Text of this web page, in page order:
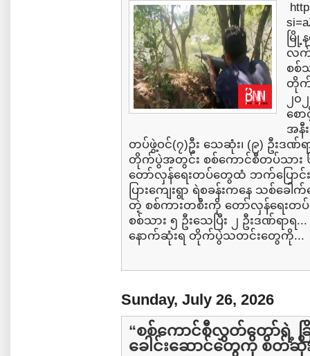
မြို့
လက်
စစ်
တိုက်
၂၀
စေ
အနီ
တပ်ဖွဲ့ဝင်(၇)ဦး သေဆုံး၊ (၉) ဦးဒဏ်
တိုက်ပွဲအတွင်း စစ်ကောင်စီတပ်သာ
တော်လှန်ရေးတပ်တွေထံ ဘက်ပြောင်
ပြားကျေးရွာ ရဲစခန်းကနေ သစ်ခ
တဲ့ စစ်ကားတစီးကို တော်လှန်ရေးတ
စစ်သား ၅ ဦးသေပြီး ၂ ဦးဒဏ်ရာ
နောက်ဆုံးရ တိုက်ပွဲသတင်းတွေကို...
Sunday, July 26, 2026
“စစ်ကောင်စီလွှတ်တော်ရဲ့ ခ
ခေါင်းဆောင်တွေကို စိတ်ဆို